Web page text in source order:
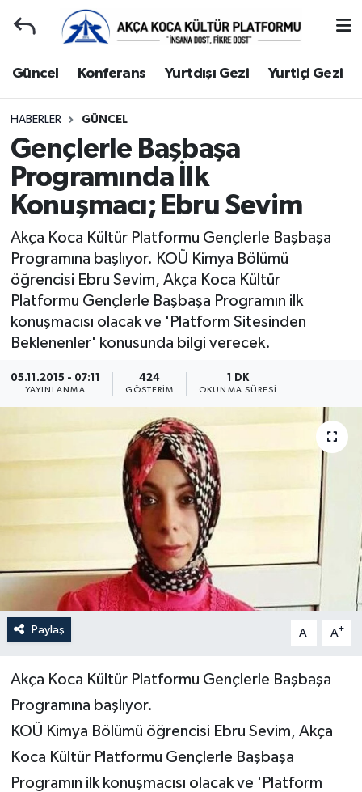
Güncel Konferans Yurtdışı Gezi Yurtiçi Gezi
HABERLER GÜNCEL
Gençlerle Başbaşa
Programında İlk
Konuşmacı; Ebru Sevim
Akça Koca Kültür Platformu Gençlerle Başbaşa
Programına başlıyor. KOÜ Kimya Bölümü
öğrencisi Ebru Sevim, Akça Koca Kültür
Platformu Gençlerle Başbaşa Programın ilk
konuşmacısı olacak ve 'Platform Sitesinden
Beklenenler' konusunda bilgi verecek.
05.11.2015 - 07:11
YAYINLANMA
424
GÖSTERIM
1 DK
OKUNMA SÜRESI
Paylaş A- A+
Akça Koca Kültür Platformu Gençlerle Başbaşa
Programına başlıyor.
KOÜ Kimya Bölümü öğrencisi Ebru Sevim, Akça
Koca Kültür Platformu Gençlerle Başbaşa
Programın ilk konuşmacısı olacak ve 'Platform
Gençlerle Başbaşa
Güncel
Konferans
Yurtiçi Gezi
Ziyaretler
Hakkımızda
Yönetim Kurulu
Yüksek İstişare Kurulu
Kocaeli Hava Durumu
Kocaeli Namaz Vakitleri
Kocaeli Trafik Yoğunluk Haritası
Tüm Manşetler
Son Dakika Haberleri
Haber Arşivi